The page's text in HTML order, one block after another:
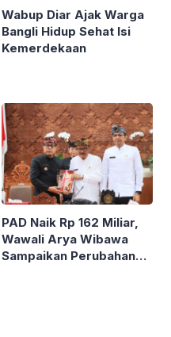
Wabup Diar Ajak Warga
Bangli Hidup Sehat Isi
Kemerdekaan
PAD Naik Rp 162 Miliar,
Wawali Arya Wibawa
Sampaikan Perubahan